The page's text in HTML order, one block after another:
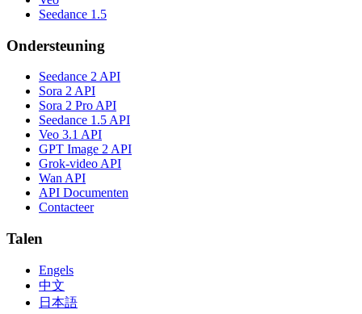
Seedance 1.5
Ondersteuning
Seedance 2 API
Sora 2 API
Sora 2 Pro API
Seedance 1.5 API
Veo 3.1 API
GPT Image 2 API
Grok-video API
Wan API
API Documenten
Contacteer
Talen
Engels
中文
日本語